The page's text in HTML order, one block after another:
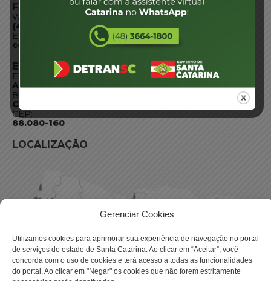
Gerenciar Cookies
Utilizamos cookies para aprimorar sua experiência de navegação no portal
de serviços do estado de Santa Catarina. Ao clicar em “Aceitar”, você
concorda com o uso de cookies e terá acesso a todas as funcionalidades
do portal. Ao clicar em "Negar" os cookies que não forem estritamente
FALE CONOSCO
WhatsApp:
(48) 3664-1800
E-mail:
centraldeinformacoes@detran.sc.gov.br
ENDEREÇO
Endereço:
Av. Almirante Tamandaré - 480
Bairro:
Coqueiros, Florianópolis SC
CEP:
88.080-160
LOCALIZAÇÃO